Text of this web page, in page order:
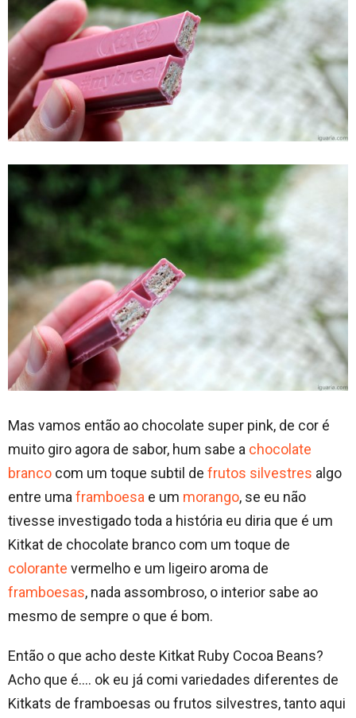
Mas vamos então ao chocolate super pink, de cor é
muito giro agora de sabor, hum sabe a chocolate
branco com um toque subtil de frutos silvestres algo
entre umaframboesa e um morango, se eu não
tivesse investigado toda a história eu diria que é um
Kitkat de chocolate branco com um toque de
colorante vermelho e um ligeiro aroma de
framboesas, nada assombroso, o interior sabe ao
mesmo de sempre o que é bom.
Então o que acho deste Kitkat Ruby Cocoa Beans?
Acho que é…. ok eu já comi variedades diferentes de
Kitkats de framboesas ou frutos silvestres, tanto aqui